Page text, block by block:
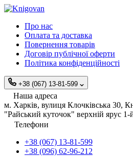
Про нас
Оплата та доставка
Повернення товарів
Договір публічної оферти
Політика конфіденційності
+38 (067) 13-81-599
Наша адреса
м. Харків, вулиця Клочківська 30,
"Райський куточок" верхній ярус 1-
Телефони
+38 (067) 13-81-599
+38 (096) 62-96-212